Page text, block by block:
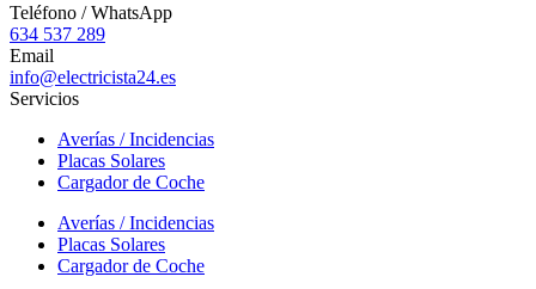
Teléfono / WhatsApp
634 537 289
Email
info@electricista24.es
Servicios
Averías / Incidencias
Placas Solares
Cargador de Coche
Averías / Incidencias
Placas Solares
Cargador de Coche